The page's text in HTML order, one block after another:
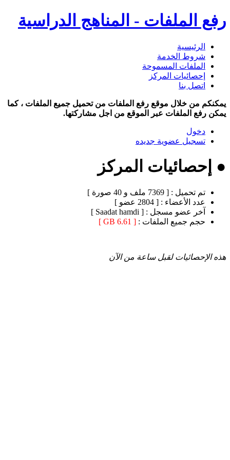
رفع الملفات - المناهج الدراسية
الرئيسية
شروط الخدمة
الملفات المسموحة
إحصائيات المركز
اتصل بنا
يمكنكم من خلال موقع رفع الملفات من تحميل جميع الملفات ، كما
يمكن رفع الملفات عبر الموقع من اجل مشاركتها.
دخول
تسجيل عضوية جديده
● إحصائيات المركز
تم تحميل : [ 7369 ملف و 40 صورة ]
عدد الأعضاء : [ 2804 عضو ]
آخر عضو مسجل : [ Saadat hamdi ]
حجم جميع الملفات : [ 6.61 GB ]
هذه الإحصائيات لقبل ساعة من الآن